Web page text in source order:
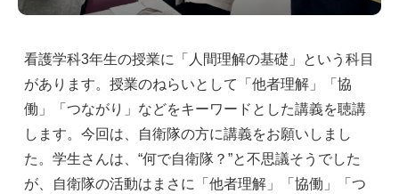
看護学科3年生の授業に「人間理解の基礎」という科目
があります。授業のねらいとして「他者理解」「協
働」「つながり」などをキーワードとした講義を聴講
します。今回は、自衛隊の方に講義をお願いしまし
た。学生さんは、“何で自衛隊？”と不思議そうでした
が、自衛隊の活動はまさに「他者理解」「協働」「つ